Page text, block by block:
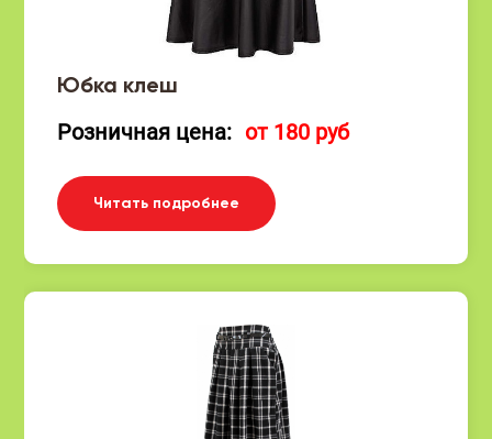
Юбка клеш
Розничная цена: от 180 руб
Читать подробнее